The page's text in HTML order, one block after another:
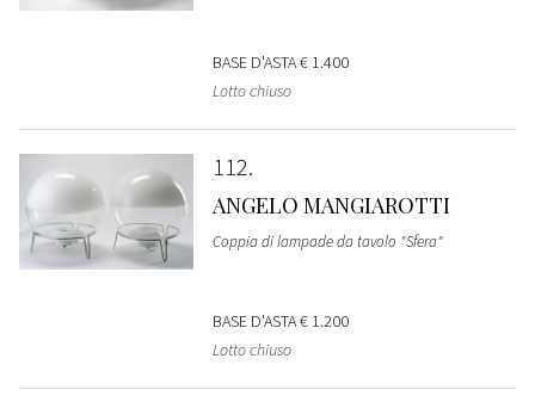
BASE D'ASTA€ 1.400
Lotto chiuso
112
ANGELO MANGIAROTTI
Coppia di lampade da tavolo "Sfera"
BASE D'ASTA€ 1.200
Lotto chiuso